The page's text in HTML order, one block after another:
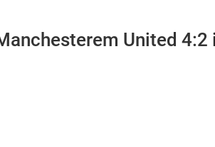
United 4:2